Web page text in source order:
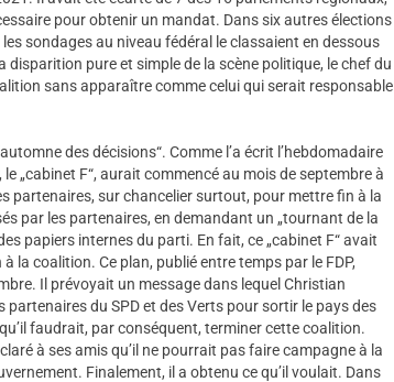
pour obtenir un mandat. Dans six autres élections
sondages au niveau fédéral le classaient en dessous
pure et simple de la scène politique, le chef du
sans apparaître comme celui qui serait responsable
des décisions“. Comme l’a écrit l’hebdomadaire
„cabinet F“, aurait commencé au mois de septembre à
partenaires, sur chancelier surtout, pour mettre fin à la
par les partenaires, en demandant un „tournant de la
papiers internes du parti. En fait, ce „cabinet F“ avait
la coalition. Ce plan, publié entre temps par le FDP,
Il prévoyait un message dans lequel Christian
du SPD et des Verts pour sortir le pays des
faudrait, par conséquent, terminer cette coalition.
à ses amis qu’il ne pourrait pas faire campagne à la
Finalement, il a obtenu ce qu’il voulait. Dans